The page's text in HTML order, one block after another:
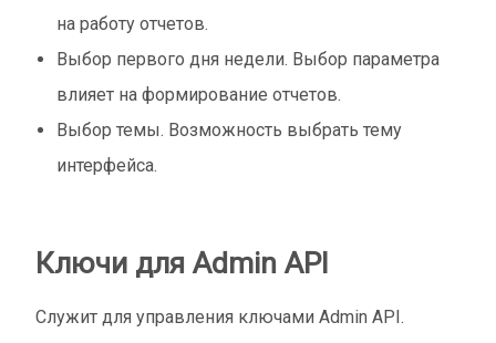
на работу отчетов.
Выбор первого дня недели. Выбор параметра
влияет на формирование отчетов.
Выбор темы. Возможность выбрать тему
интерфейса.
Ключи для Admin API
Служит для управления ключами Admin API.